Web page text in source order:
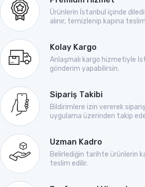
Ürünlerin İstanbul içinde
alınır, temizlenip kapına
Kolay Kargo
Anlaşmalı kargo hizmetiyle
gönderim yapabilirsin.
Sipariş Takibi
Bildirimlere izin vererek
uygulama üzerinden takip
Uzman Kadro
Belirlediğin tarihte ürünlerin
teslim edilir.